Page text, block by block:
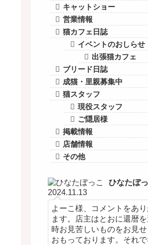
キャットショー
営業情報
猫カフェ日誌
イベントのおしらせ
出張猫カフェ
ブリード日誌
成猫・里親募集中
猫スタッフ
現役スタッフ
ご隠居様
掲載情報
店舗情報
その他
ひなたぼ
2024.11.13
よーこ様、コメントをあ
ます。店主はとおに還暦
時お見苦しいものをお見
おもっております。それ